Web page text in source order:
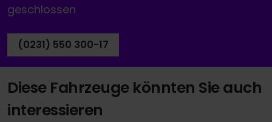
geschlossen
(0231) 550 300-17
Diese Fahrzeuge könnten Sie auch
interessieren